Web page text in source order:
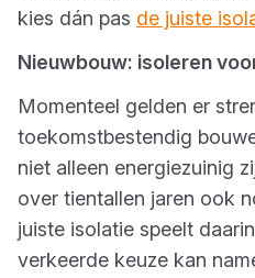
kies dán pas de juiste
Nieuwbouw: isoleren
Momenteel gelden er
toekomstbestendig
niet alleen energiezuinig
over tientallen jaren ook
juiste isolatie speelt
verkeerde keuze kan